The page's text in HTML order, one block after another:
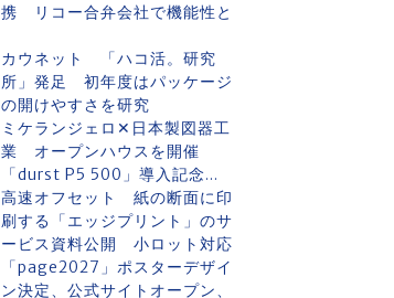
携 リコー合弁会社で機能性と
カウネット 「ハコ活。研究
所」発足 初年度はパッケージ
の開けやすさを研究
ミケランジェロ✕日本製図器工
業 オープンハウスを開催
「durst P5 500」導入記念...
高速オフセット 紙の断面に印
刷する「エッジプリント」のサ
ービス資料公開 小ロット対応
「page2027」ポスターデザイ
ン決定、公式サイトオープン、